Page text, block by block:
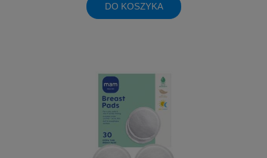
DO KOSZYKA